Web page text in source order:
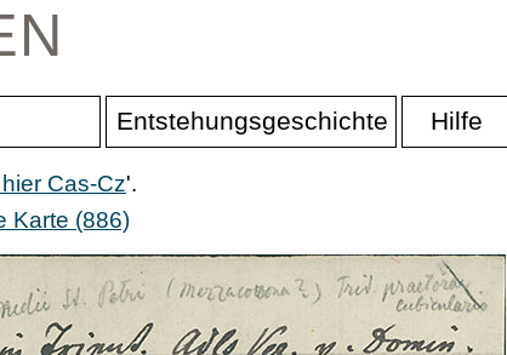
Entstehungsgeschichte Hilfe
Cas-Cz'.
Karte (886)